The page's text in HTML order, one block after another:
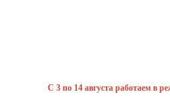
С 3 по 14 августа работаем в